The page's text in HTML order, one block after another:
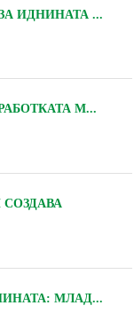
ИДНИНАТА ...
М...
МЛАД...